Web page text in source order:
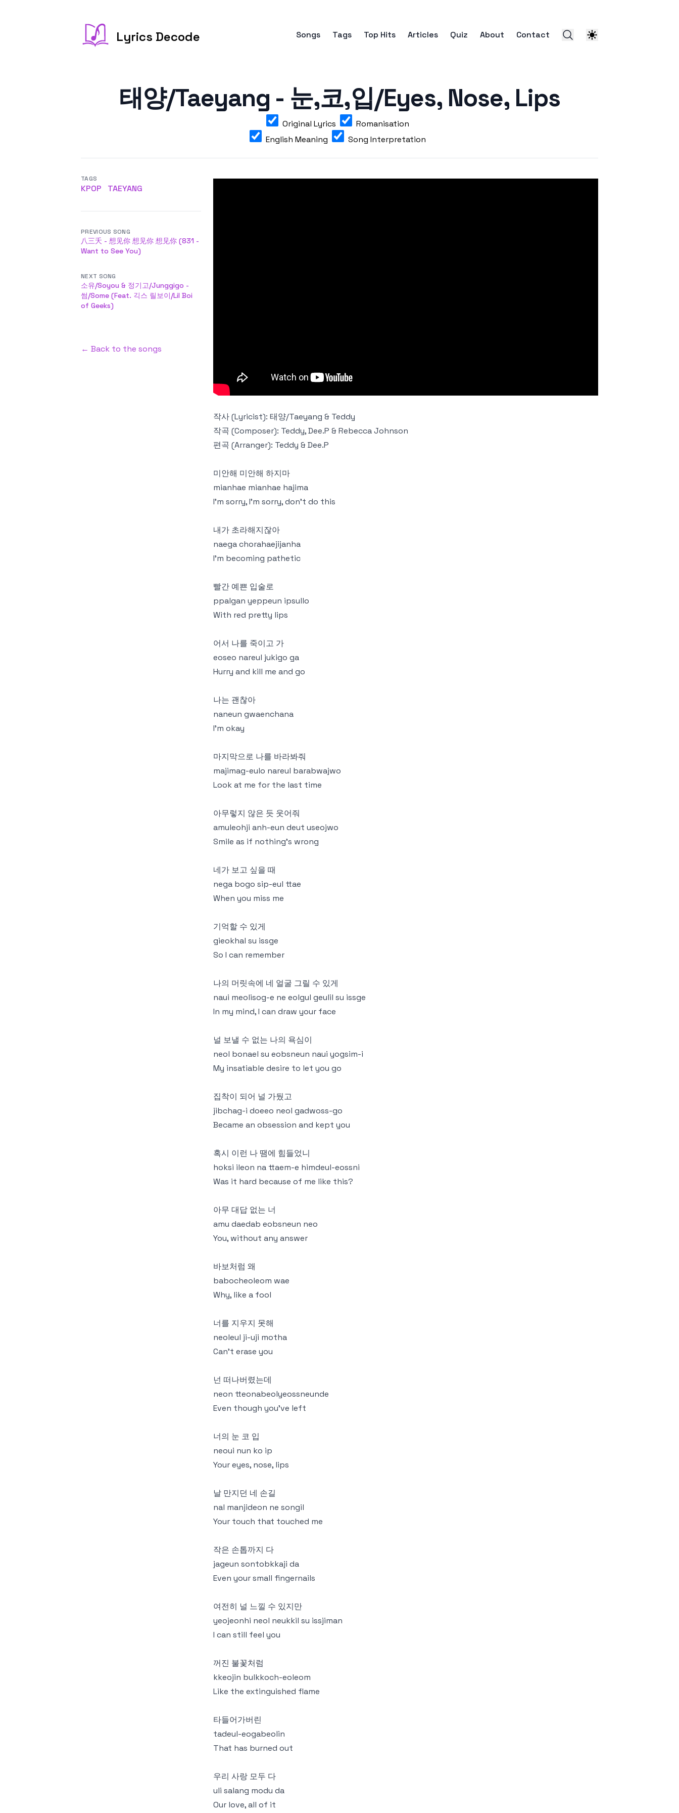
Lyrics Decode Songs Tags Top Hits Articles Quiz About Contact
태양/Taeyang - 눈,코,입/Eyes, Nose, Lips
Original Lyrics
Romanisation
English Meaning
Song Interpretation
작사 (Lyricist): 태양/Taeyang & Teddy
작곡 (Composer): Teddy, Dee.P & Rebecca Johnson
편곡 (Arranger): Teddy & Dee.P
미안해 미안해 하지마
mianhae mianhae hajima
I'm sorry, I'm sorry, don't do this
내가 초라해지잖아
naega chorahaejijanha
I'm becoming pathetic
빨간 예쁜 입술로
ppalgan yeppeun ipsullo
With red pretty lips
어서 나를 죽이고 가
eoseo nareul jukigo ga
Hurry and kill me and go
나는 괜찮아
naneun gwaenchana
I'm okay
마지막으로 나를 바라봐줘
majimag-eulo nareul barabwajwo
Look at me for the last time
아무렇지 않은 듯 웃어줘
amuleohji anh-eun deut useojwo
Smile as if nothing's wrong
네가 보고 싶을 때
nega bogo sip-eul ttae
When you miss me
기억할 수 있게
gieokhal su issge
So I can remember
나의 머릿속에 네 얼굴 그릴 수 있게
naui meolisog-e ne eolgul geulil su issge
In my mind, I can draw your face
널 보낼 수 없는 나의 욕심이
neol bonael su eobsneun naui yogsim-i
My insatiable desire to let you go
집착이 되어 널 가뒀고
jibchag-i doeeo neol gadwoss-go
Became an obsession and kept you
혹시 이런 나 땜에 힘들었니
hoksi ileon na ttaem-e himdeul-eossni
Was it hard because of me like this?
아무 대답 없는 너
amu daedab eobsneun neo
You, without any answer
바보처럼 왜
babocheoleom wae
Why, like a fool
너를 지우지 못해
neoleul ji-uji motha
Can't erase you
넌 떠나버렸는데
neon tteonabeolyeossneunde
Even though you've left
너의 눈 코 입
neoui nun ko ip
Your eyes, nose, lips
날 만지던 네 손길
nal manjideon ne songil
Your touch that touched me
작은 손톱까지 다
jageun sontobkkaji da
Even your small fingernails
여전히 널 느낄 수 있지만
yeojeonhi neol neukkil su issjiman
I can still feel you
꺼진 불꽃처럼
kkeojin bulkkoch-eoleom
Like the extinguished flame
타들어가버린
tadeul-eogabeolin
That has burned out
우리 사랑 모두 다
uli salang modu da
Our love, all of it
TAGS
KPOP TAEYANG
PREVIOUS SONG
八三夭 - 想见你 想见你 想见你 (831 -
Want to See You)
NEXT SONG
소유/Soyou & 정기고/Junggigo -
썸/Some (Feat. 긱스 릴보이/Lil Boi
of Geeks)
← Back to the songs